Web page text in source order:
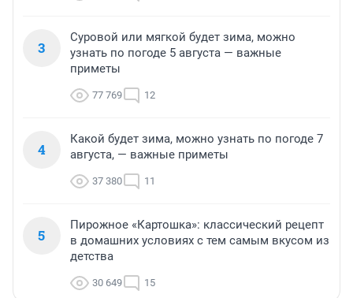
3
Суровой или мягкой будет зима, можно
узнать по погоде 5 августа — важные
приметы
77 769 12
4
Какой будет зима, можно узнать по погоде 7
августа, — важные приметы
37 380 11
5
Пирожное «Картошка»: классический рецепт
в домашних условиях с тем самым вкусом из
детства
30 649 15